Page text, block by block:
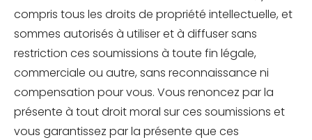
compris tous les droits de propriété intellectuelle, et
sommes autorisés à utiliser et à diffuser sans
restriction ces soumissions à toute fin légale,
commerciale ou autre, sans reconnaissance ni
compensation pour vous. Vous renoncez par la
présente à tout droit moral sur ces soumissions et
vous garantissez par la présente que ces